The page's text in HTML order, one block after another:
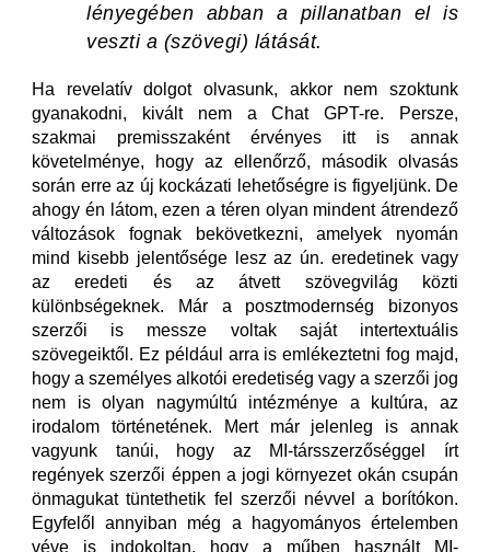
lényegében abban a pillanatban el is
veszti a (szövegi) látását.
Ha revelatív dolgot olvasunk, akkor nem szoktunk
gyanakodni, kivált nem a Chat GPT-re. Persze,
szakmai premisszaként érvényes itt is annak
követelménye, hogy az ellenőrző, második olvasás
során erre az új kockázati lehetőségre is figyeljünk. De
ahogy én látom, ezen a téren olyan mindent átrendező
változások fognak bekövetkezni, amelyek nyomán
mind kisebb jelentősége lesz az ún. eredetinek vagy
az eredeti és az átvett szövegvilág közti
különbségeknek. Már a posztmodernség bizonyos
szerzői is messze voltak saját intertextuális
szövegeiktől. Ez például arra is emlékeztetni fog majd,
hogy a személyes alkotói eredetiség vagy a szerzői jog
nem is olyan nagymúltú intézménye a kultúra, az
irodalom történetének. Mert már jelenleg is annak
vagyunk tanúi, hogy az MI-társszerzőséggel írt
regények szerzői éppen a jogi környezet okán csupán
önmagukat tüntethetik fel szerzői névvel a borítókon.
Egyfelől annyiban még a hagyományos értelemben
véve is indokoltan, hogy a műben használt MI-